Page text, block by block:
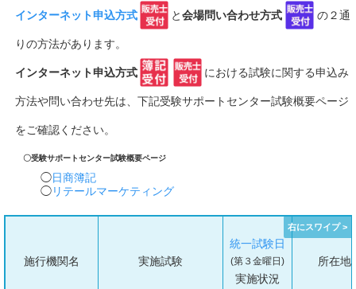
インターネット申込方式 と会場問い合わせ方式 の２通
りの方法があります。
インターネット申込方式 における試験に関する申込み
方法や問い合わせ先は、下記受験サポートセンター試験概要ページ
をご確認ください。
〇受験サポートセンター試験概要ページ
日商簿記
リテールマーケティング
施行機関名 実施試験
統一試験日
(第３金曜日)
実施状況
所在地